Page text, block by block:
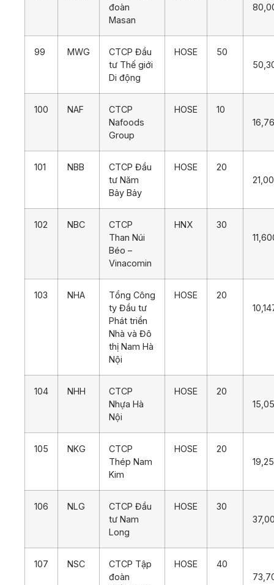
đoàn
Masan
99 MWG
CTCP Đầu
tư Thế giới
Di động
HOSE
50
100 NAF
CTCP
Nafoods
Group
HOSE
10
101 NBB
CTCP Đầu
tư Năm
Bảy Bảy
HOSE
20
102 NBC
CTCP
Than Núi
Béo –
Vinacomin
HNX
30
103 NHA
Tổng Công
ty Đầu tư
Phát triển
Nhà và Đô
thị Nam Hà
Nội
HOSE
20
104 NHH
CTCP
Nhựa Hà
Nội
HOSE
20
105 NKG
CTCP
Thép Nam
Kim
HOSE
20
106 NLG
CTCP Đầu
tư Nam
Long
HOSE
30
107 NSC
CTCP Tập
đoàn
HOSE
40